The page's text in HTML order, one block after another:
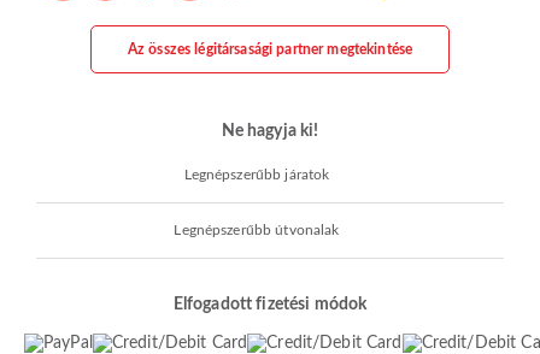
Az összes légitársasági partner megtekintése
Ne hagyja ki!
Legnépszerűbb járatok
Legnépszerűbb útvonalak
Elfogadott fizetési módok